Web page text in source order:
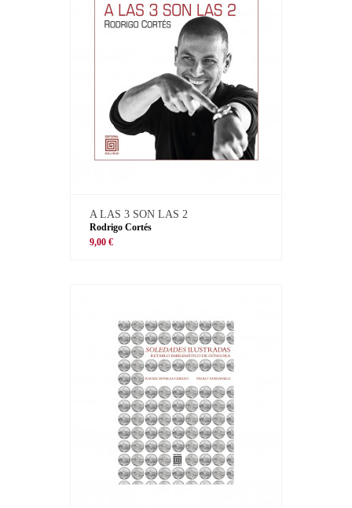
A LAS 3 SON LAS 2
Rodrigo Cortés
9,00 €